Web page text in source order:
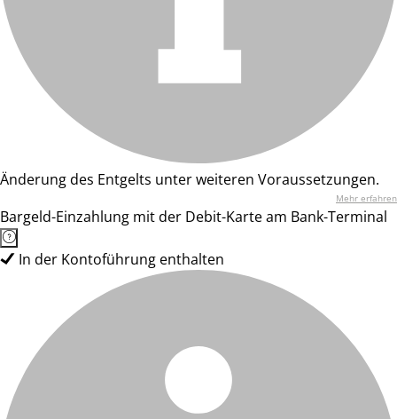
Änderung des Entgelts unter weiteren Voraussetzungen.
Mehr erfahren
Bargeld-Einzahlung mit der Debit-Karte am Bank-Terminal
In der Kontoführung enthalten